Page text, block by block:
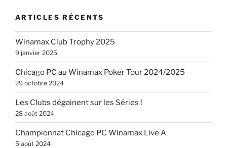
ARTICLES RÉCENTS
Winamax Club Trophy 2025
9 janvier 2025
Chicago PC au Winamax Poker Tour 2024/2025
29 octobre 2024
Les Clubs dégainent sur les Séries !
28 août 2024
Championnat Chicago PC Winamax Live A
5 août 2024